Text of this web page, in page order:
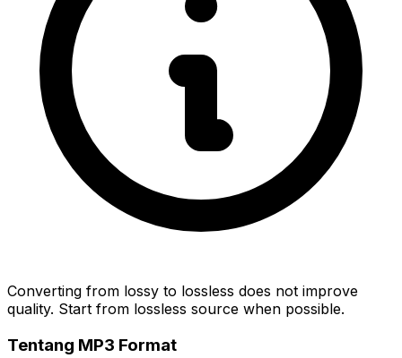
Converting from lossy to lossless does not improve
quality. Start from lossless source when possible.
Tentang MP3 Format